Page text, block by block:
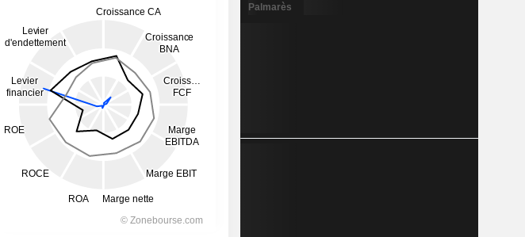
Palmarès